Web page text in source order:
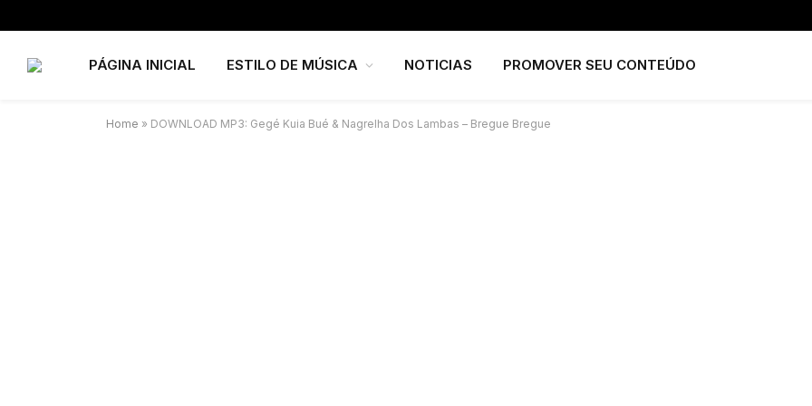
PÁGINA INICIAL ESTILO DE MÚSICA NOTICIAS PROMOVER SEU CONTEÚDO
Home » DOWNLOAD MP3: Gegé Kuia Bué & Nagrelha Dos Lambas – Bregue Bregue